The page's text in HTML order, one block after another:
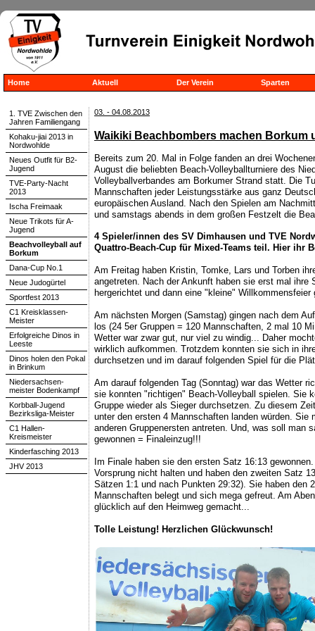
Home Aktuell Der Verein Sparten
03. - 04.08.2013
Waikiki Beachbombers machen Borkum
Bereits zum 20. Mal in Folge fanden an drei
August die beliebten Beach-Volleyballturniere des
Volleyballverbandes am Borkumer Strand statt. Die
Mannschaften jeder Leistungsstärke aus ganz
europäischen Ausland. Nach den Spielen am
und samstags abends in dem großen Festzelt die
4 Spieler/innen des SV Dimhausen und TVE
Quattro-Beach-Cup für Mixed-Teams teil. Hier ihr
Am Freitag haben Kristin, Tomke, Lars und Torben
angetreten. Nach der Ankunft haben sie erst mal ihre
hergerichtet und dann eine "kleine" Willkommensfeier
Am nächsten Morgen (Samstag) gingen nach dem
los (24 5er Gruppen = 120 Mannschaften, 2 mal 10
Wetter war zwar gut, nur viel zu windig... Daher
wirklich aufkommen. Trotzdem konnten sie sich in
durchsetzen und im darauf folgenden Spiel für die
Am darauf folgenden Tag (Sonntag) war das Wetter
sie konnten "richtigen" Beach-Volleyball spielen. Sie
Gruppe wieder als Sieger durchsetzen. Zu diesem
unter den ersten 4 Mannschaften landen würden. Sie
anderen Gruppenersten antreten. Und, was soll man
gewonnen = Finaleinzug!!!
Im Finale haben sie den ersten Satz 16:13
Vorsprung nicht halten und haben den zweiten Satz
Sätzen 1:1 und nach Punkten 29:32). Sie haben den
Mannschaften belegt und sich mega gefreut. Am
glücklich auf den Heimweg gemacht...
Tolle Leistung! Herzlichen Glückwunsch!
1. TVE Zwischen den
Jahren Familiengang
Kohaku-jiai 2013 in
Nordwohlde
Neues Outfit für B2-
Jugend
TVE-Party-Nacht
2013
Ischa Freimaak
Neue Trikots für A-
Jugend
Beachvolleyball auf
Borkum
Dana-Cup No.1
Neue Judogürtel
Sportfest 2013
C1 Kreisklassen-
Meister
Erfolgreiche Dinos in
Leeste
Dinos holen den Pokal
in Brinkum
Niedersachsen-
meister Bodenkampf
Korbball-Jugend
Bezirksliga-Meister
C1 Hallen-
Kreismeister
Kinderfasching 2013
JHV 2013